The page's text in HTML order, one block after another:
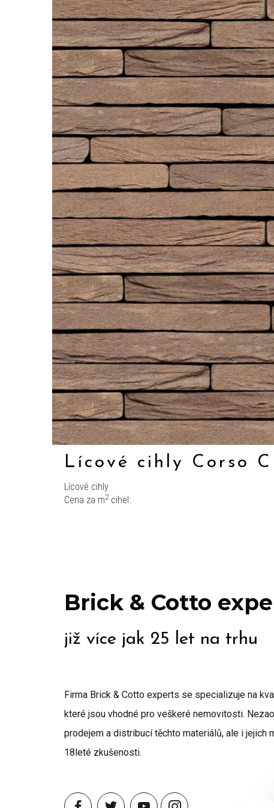
Lícové cihly Corso
Lícové cihly
Cena za m2cihel:
Brick & Cotto
již více jak 25 let na trhu
Firma Brick & Cotto experts se specializuje na
které jsou vhodné pro veškeré nemovitosti.
prodejem a distribucí těchto materiálů, ale i jejich
18leté zkušenosti.